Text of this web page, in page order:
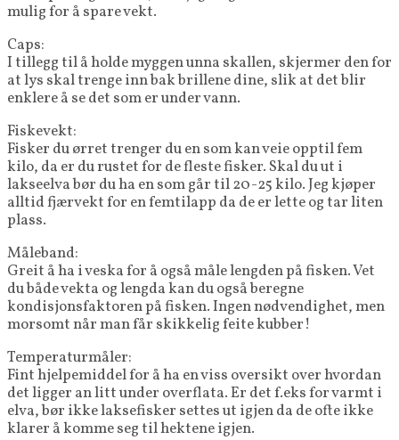
mulig for å spare vekt.
Caps:
I tillegg til å holde myggen unna skallen, skjermer den for
at lys skal trenge inn bak brillene dine, slik at det blir
enklere å se det som er under vann.
Fiskevekt:
Fisker du ørret trenger du en som kan veie opptil fem
kilo, da er du rustet for de fleste fisker. Skal du ut i
lakseelva bør du ha en som går til 20-25 kilo. Jeg kjøper
alltid fjærvekt for en femtilapp da de er lette og tar liten
plass.
Måleband:
Greit å ha i veska for å også måle lengden på fisken. Vet
du både vekta og lengda kan du også beregne
kondisjonsfaktoren på fisken. Ingen nødvendighet, men
morsomt når man får skikkelig feite kubber!
Temperaturmåler:
Fint hjelpemiddel for å ha en viss oversikt over hvordan
det ligger an litt under overflata. Er det f.eks for varmt i
elva, bør ikke laksefisker settes ut igjen da de ofte ikke
klarer å komme seg til hektene igjen.